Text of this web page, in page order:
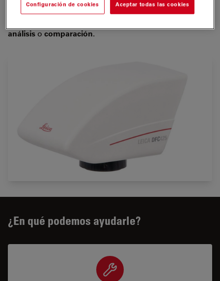
La sencilla función deguardaryrecuperarpermite al
análisis o comparación.
¿En qué podemos ayudarle?
Configuración de cookies Aceptar todas las cookies